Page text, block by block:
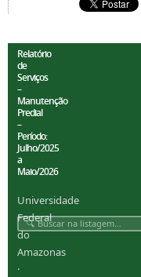
Relatório
de
Serviços
–
Manutenção
Predial
–
Período:
Julho/2025
a
Maio/2026
Universidade
Federal
do
Amazonas
·